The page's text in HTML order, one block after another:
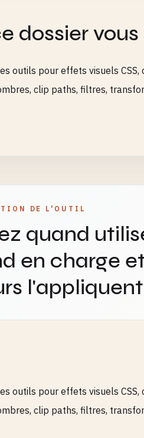
dossier
outils pour effets visuels
clip paths, filtres,
DE L'OUTIL
quand
en charge
outils pour effets visuels
clip paths, filtres,